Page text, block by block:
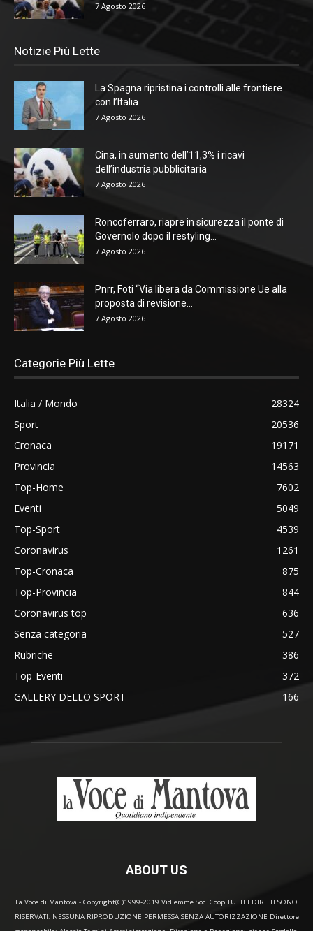
7 Agosto 2026
Notizie Più Lette
La Spagna ripristina i controlli alle frontiere
con l’Italia
7 Agosto 2026
Cina, in aumento dell’11,3% i ricavi
dell’industria pubblicitaria
7 Agosto 2026
Roncoferraro, riapre in sicurezza il ponte di
Governolo dopo il restyling...
7 Agosto 2026
Pnrr, Foti “Via libera da Commissione Ue alla
proposta di revisione...
7 Agosto 2026
Categorie Più Lette
Italia / Mondo
28324
Sport
20536
Cronaca
19171
Provincia
14563
Top-Home
7602
Eventi
5049
Top-Sport
4539
Coronavirus
1261
Top-Cronaca
875
Top-Provincia
844
Coronavirus top
636
Senza categoria
527
Rubriche
386
Top-Eventi
372
GALLERY DELLO SPORT
166
ABOUT US
La Voce di Mantova - Copyright(C)1999-2019 Vidiemme Soc. Coop TUTTI I DIRITTI SONO
RISERVATI. NESSUNA RIPRODUZIONE PERMESSA SENZA AUTORIZZAZIONE Direttore